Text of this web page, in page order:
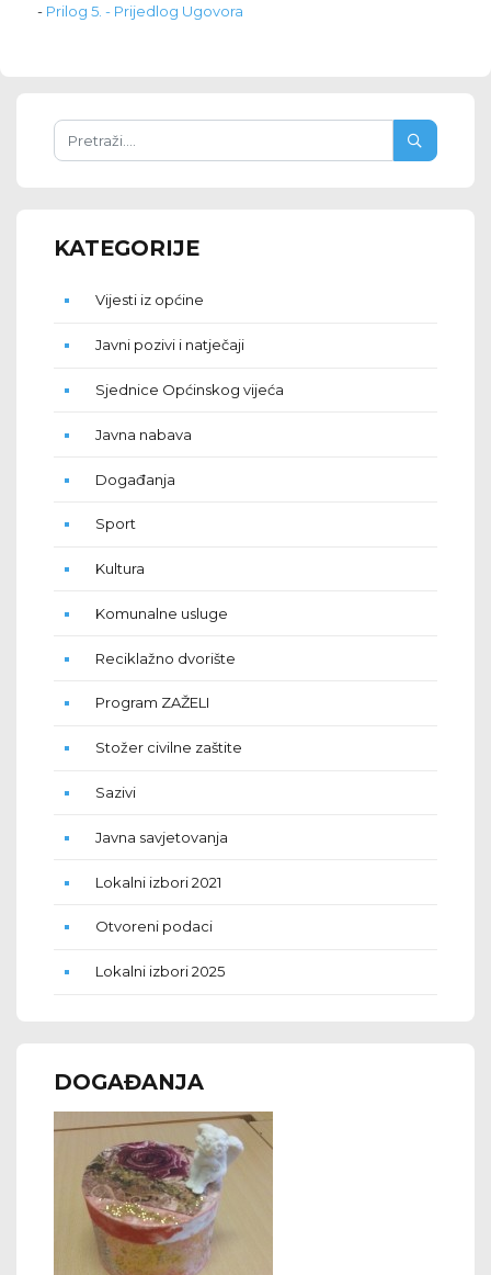
-Prilog 5. - Prijedlog Ugovora
KATEGORIJE
Vijesti iz općine
Javni pozivi i natječaji
Sjednice Općinskog vijeća
Javna nabava
Događanja
Sport
Kultura
Komunalne usluge
Reciklažno dvorište
Program ZAŽELI
Stožer civilne zaštite
Sazivi
Javna savjetovanja
Lokalni izbori 2021
Otvoreni podaci
Lokalni izbori 2025
DOGAĐANJA